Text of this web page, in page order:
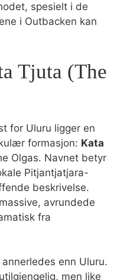
spesielt i de
i Outbacken kan
Tjuta (The
for Uluru ligger en
formasjon: Kata
Olgas. Navnet betyr
Pitjantjatjara-
beskrivelse.
avrundede
fra
enn Uluru.
men like